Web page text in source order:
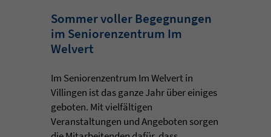
Sommer voller Begegnungen
im Seniorenzentrum Im
Welvert
Im Seniorenzentrum Im Welvert in
Villingen ist das ganze Jahr über einiges
geboten. Mit vielfältigen
Veranstaltungen und Angeboten sorgen